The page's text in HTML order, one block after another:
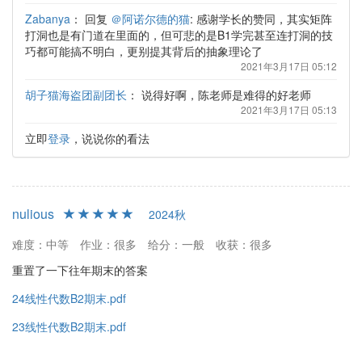
Zabanya ： 回复 ＠阿诺尔德的猫: 感谢学长的赞同，其实矩阵
打洞也是有门道在里面的，但可悲的是B1学完甚至连打洞的技
巧都可能搞不明白，更别提其背后的抽象理论了
2021年3月17日 05:12
胡子猫海盗团副团长 ： 说得好啊，陈老师是难得的好老师
2021年3月17日 05:13
立即登录 ，说说你的看法
nulious
2024秋
难度：中等
作业：很多 给分：一般
收获：很多
重置了一下往年期末的答案
24线性代数B2期末.pdf
23线性代数B2期末.pdf